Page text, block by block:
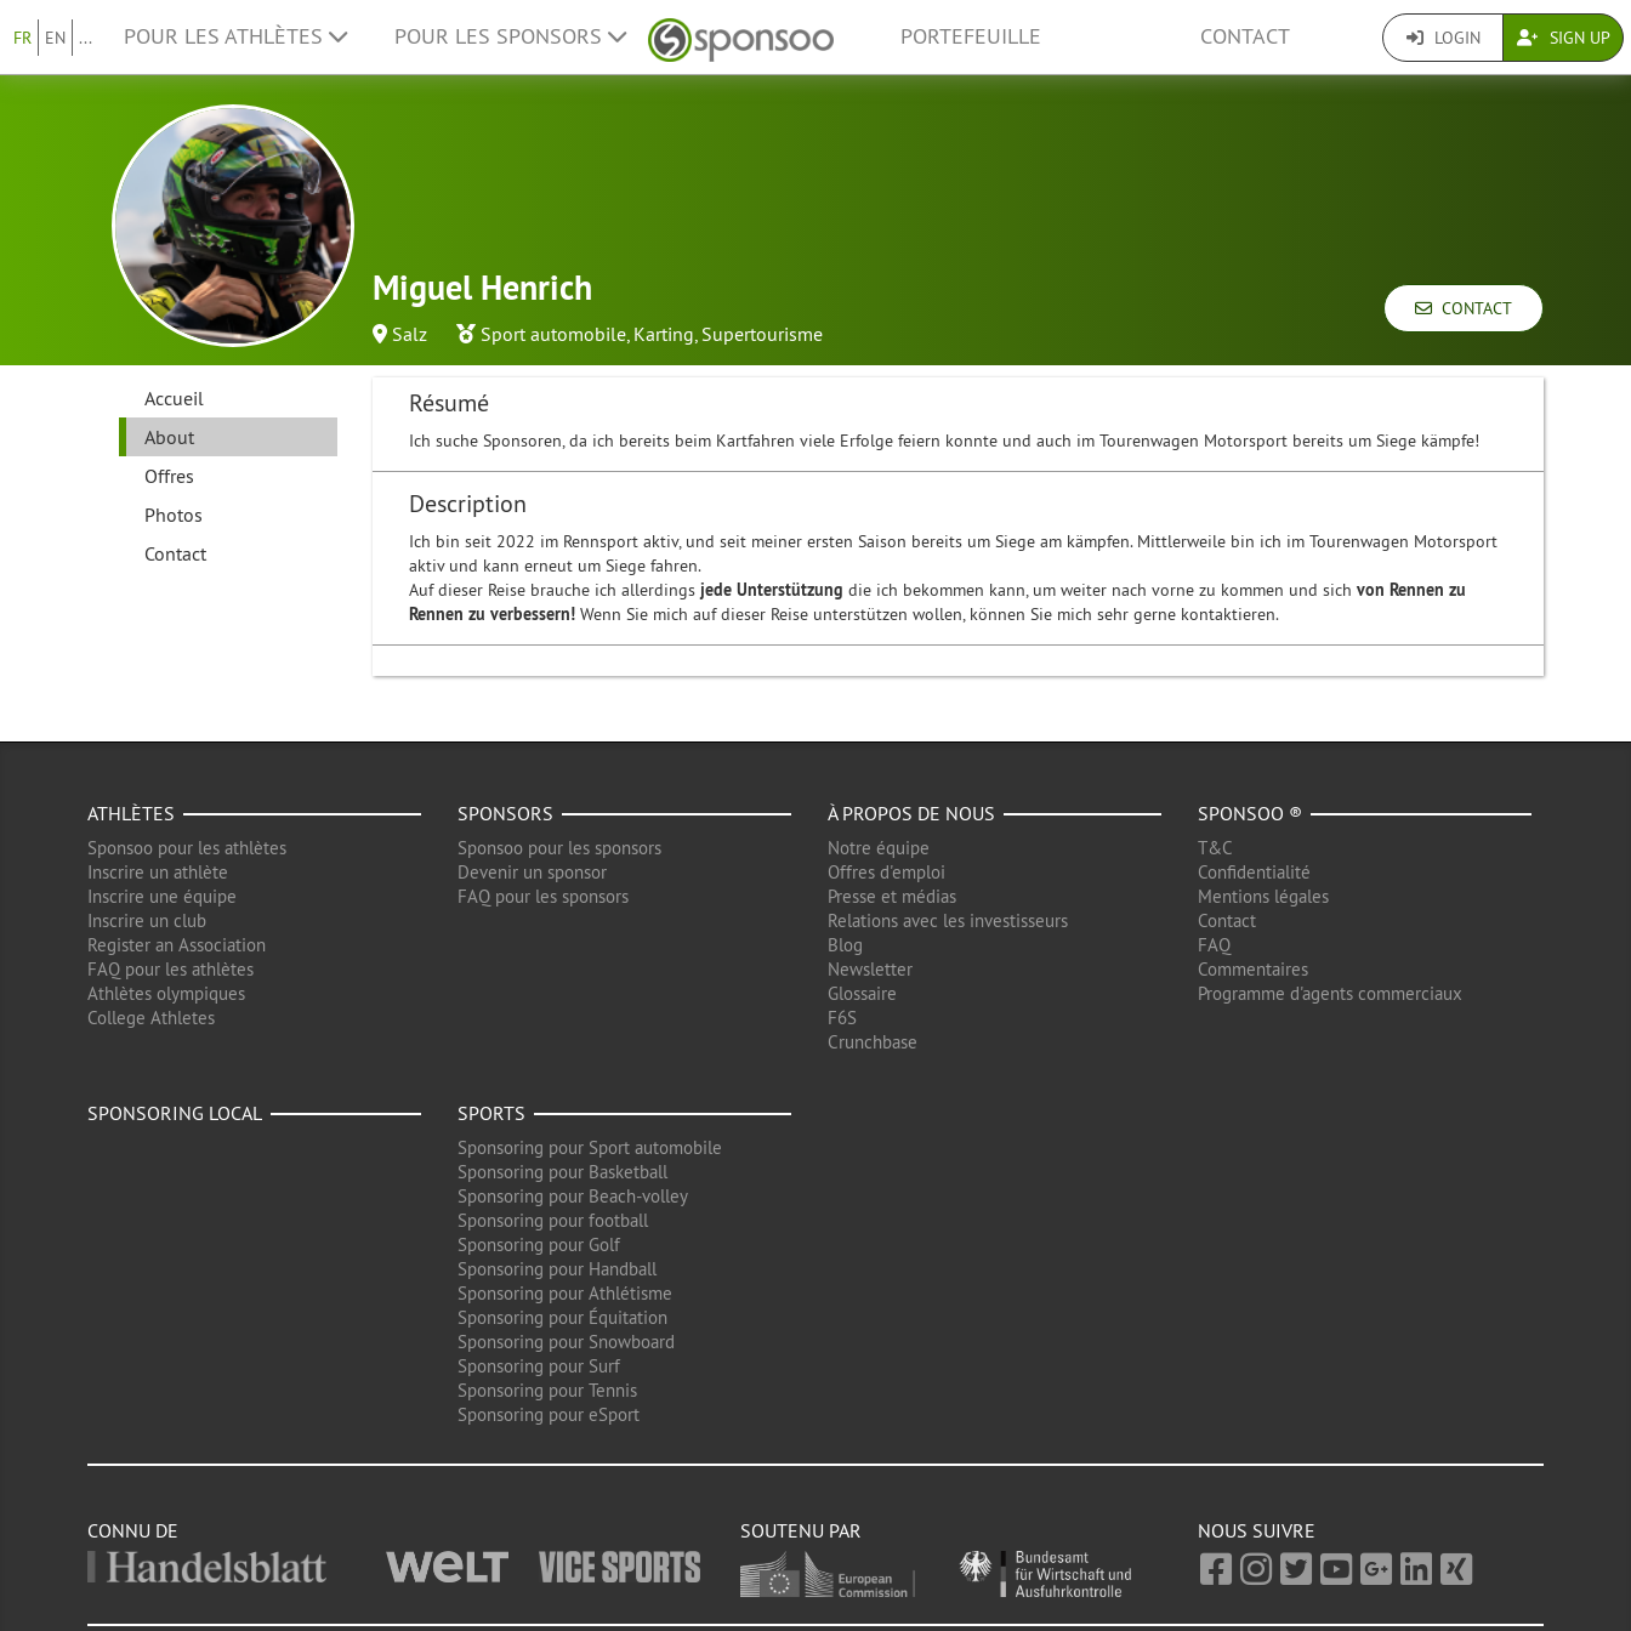
FR EN ... POUR LES ATHLÈTES POUR LES SPONSORS PORTEFEUILLE CONTACT LOGIN SIGN UP
Miguel Henrich
Salz Sport automobile, Karting, Supertourisme
CONTACT
Accueil
About
Offres
Photos
Contact
Résumé
Ich suche Sponsoren, da ich bereits beim Kartfahren viele Erfolge feiern konnte und auch im Tourenwagen Motorsport bereits um Siege kämpfe!
Description
Ich bin seit 2022 im Rennsport aktiv, und seit meiner ersten Saison bereits um Siege am kämpfen. Mittlerweile bin ich im Tourenwagen Motorsport
aktiv und kann erneut um Siege fahren.
Auf dieser Reise brauche ich allerdings jede Unterstützung die ich bekommen kann, um weiter nach vorne zu kommen und sich von Rennen zu
Rennen zu verbessern! Wenn Sie mich auf dieser Reise unterstützen wollen, können Sie mich sehr gerne kontaktieren.
ATHLÈTES
Sponsoo pour les athlètes
Inscrire un athlète
Inscrire une équipe
Inscrire un club
Register an Association
FAQ pour les athlètes
Athlètes olympiques
College Athletes
SPONSORS
Sponsoo pour les sponsors
Devenir un sponsor
FAQ pour les sponsors
À PROPOS DE NOUS
Notre équipe
Offres d'emploi
Presse et médias
Relations avec les investisseurs
Blog
Newsletter
Glossaire
F6S
Crunchbase
SPONSOO ®
T&C
Confidentialité
Mentions légales
Contact
FAQ
Commentaires
Programme d'agents commerciaux
SPONSORING LOCAL SPORTS
Sponsoring pour Sport automobile
Sponsoring pour Basketball
Sponsoring pour Beach-volley
Sponsoring pour football
Sponsoring pour Golf
Sponsoring pour Handball
Sponsoring pour Athlétisme
Sponsoring pour Équitation
Sponsoring pour Snowboard
Sponsoring pour Surf
Sponsoring pour Tennis
Sponsoring pour eSport
CONNU DE SOUTENU PAR NOUS SUIVRE